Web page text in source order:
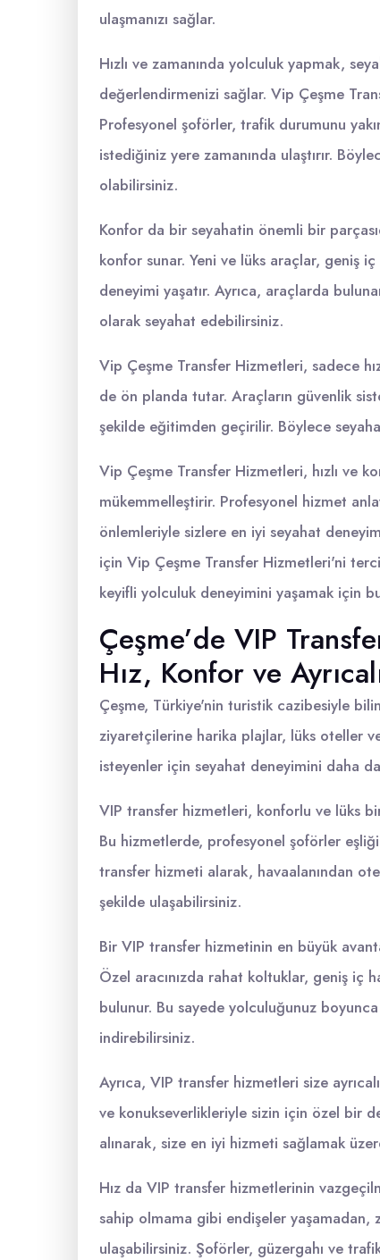
ulaşmanızı sağlar.
Hızlı ve zamanında yolculuk yapmak,
değerlendirmenizi sağlar. Vip Çeşme
Profesyonel şoförler, trafik durumunu
istediğiniz yere zamanında ulaştırır.
olabilirsiniz.
Konfor da bir seyahatin önemli bir
konfor sunar. Yeni ve lüks araçlar, geniş
deneyimi yaşatır. Ayrıca, araçlarda
olarak seyahat edebilirsiniz.
Vip Çeşme Transfer Hizmetleri, sadece
de ön planda tutar. Araçların güvenlik
şekilde eğitimden geçirilir. Böylece
Vip Çeşme Transfer Hizmetleri, hızlı ve
mükemmelleştirir. Profesyonel hizmet
önlemleriyle sizlere en iyi seyahat
için Vip Çeşme Transfer Hizmetleri'ni
keyifli yolculuk deneyimini yaşamak için
Çeşme’de VIP
Hız, Konfor ve
Çeşme, Türkiye'nin turistik cazibesiyle
ziyaretçilerine harika plajlar, lüks oteller
isteyenler için seyahat deneyimini daha
VIP transfer hizmetleri, konforlu ve lüks
Bu hizmetlerde, profesyonel şoförler
transfer hizmeti alarak, havaalanından
şekilde ulaşabilirsiniz.
Bir VIP transfer hizmetinin en büyük
Özel aracınızda rahat koltuklar, geniş iç
bulunur. Bu sayede yolculuğunuz
indirebilirsiniz.
Ayrıca, VIP transfer hizmetleri size
ve konukseverlikleriyle sizin için özel bir
alınarak, size en iyi hizmeti sağlamak
Hız da VIP transfer hizmetlerinin
sahip olmama gibi endişeler yaşamadan,
ulaşabilirsiniz. Şoförler, güzergahı ve